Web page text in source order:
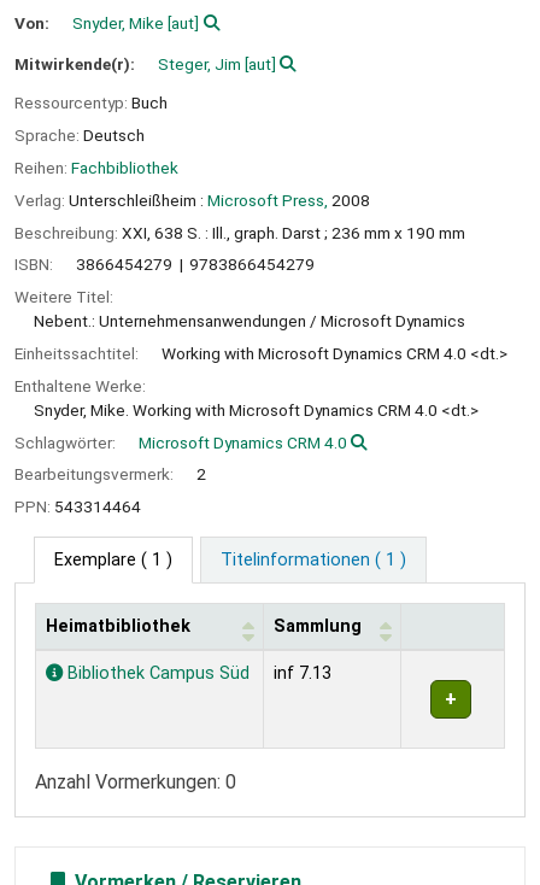
Von: Snyder, Mike [aut]
Mitwirkende(r): Steger, Jim [aut]
Ressourcentyp: Buch
Sprache: Deutsch
Reihen: Fachbibliothek
Verlag: Unterschleißheim : Microsoft Press, 2008
Beschreibung: XXI, 638 S. : Ill., graph. Darst ; 236 mm x 190 mm
ISBN:
3866454279
9783866454279
Weitere Titel:
Nebent.: Unternehmensanwendungen / Microsoft Dynamics
Einheitssachtitel:
Working with Microsoft Dynamics CRM 4.0 <dt.>
Enthaltene Werke:
Snyder, Mike. Working with Microsoft Dynamics CRM 4.0 <dt.>
Schlagwörter:
Microsoft Dynamics CRM 4.0
Bearbeitungsvermerk:
2
PPN: 543314464
Exemplare ( 1 ) Titelinformationen ( 1 )
Exemplare
Heimatbibliothek Sammlung
Bibliothek Campus Süd inf 7.13
Anzahl Vormerkungen: 0